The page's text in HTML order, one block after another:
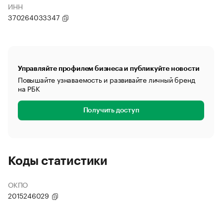
ИНН
370264033347
Управляйте профилем бизнеса и публикуйте новости
Повышайте узнаваемость и развивайте личный бренд
на РБК
Получить доступ
Коды статистики
ОКПО
2015246029